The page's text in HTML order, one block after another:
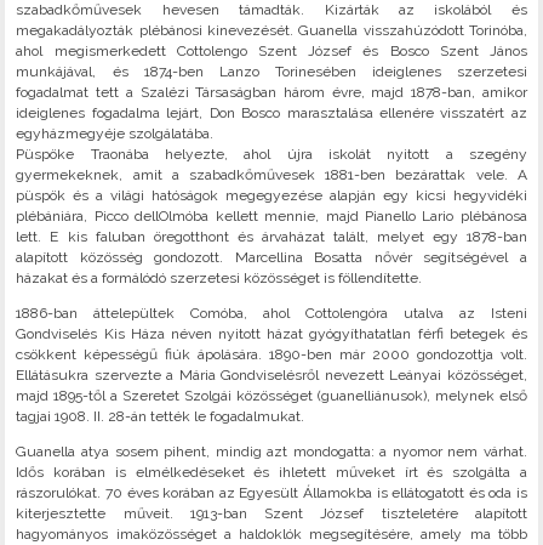
szabadkőművesek hevesen támadták. Kizárták az iskolából és
megakadályozták plébánosi kinevezését. Guanella visszahúzódott Torinóba,
ahol megismerkedett Cottolengo Szent József és Bosco Szent János
munkájával, és 1874-ben Lanzo Torinesében ideiglenes szerzetesi
fogadalmat tett a Szalézi Társaságban három évre, majd 1878-ban, amikor
ideiglenes fogadalma lejárt, Don Bosco marasztalása ellenére visszatért az
egyházmegyéje szolgálatába.
Püspöke Traonába helyezte, ahol újra iskolát nyitott a szegény
gyermekeknek, amit a szabadkőművesek 1881-ben bezárattak vele. A
püspök és a világi hatóságok megegyezése alapján egy kicsi hegyvidéki
plébániára, Picco dellOlmóba kellett mennie, majd Pianello Lario plébánosa
lett. E kis faluban öregotthont és árvaházat talált, melyet egy 1878-ban
alapított közösség gondozott. Marcellina Bosatta nővér segítségével a
házakat és a formálódó szerzetesi közösséget is föllendítette.
1886-ban áttelepültek Comóba, ahol Cottolengóra utalva az Isteni
Gondviselés Kis Háza néven nyitott házat gyógyíthatatlan férfi betegek és
csökkent képességű fiúk ápolására. 1890-ben már 2000 gondozottja volt.
Ellátásukra szervezte a Mária Gondviselésről nevezett Leányai közösséget,
majd 1895-től a Szeretet Szolgái közösséget (guanelliánusok), melynek első
tagjai 1908. II. 28-án tették le fogadalmukat.
Guanella atya sosem pihent, mindig azt mondogatta: a nyomor nem várhat.
Idős korában is elmélkedéseket és ihletett műveket írt és szolgálta a
rászorulókat. 70 éves korában az Egyesült Államokba is ellátogatott és oda is
kiterjesztette műveit. 1913-ban Szent József tiszteletére alapított
hagyományos imaközösséget a haldoklók megsegítésére, amely ma több